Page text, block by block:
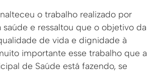
o trabalho realizado por
e ressaltou que o objetivo da
de vida e dignidade à
importante esse trabalho que a
de Saúde está fazendo, se